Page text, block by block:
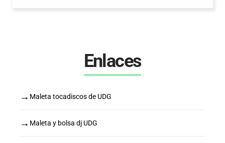
Enlaces
→ Maleta tocadiscos de UDG
→ Maleta y bolsa dj UDG